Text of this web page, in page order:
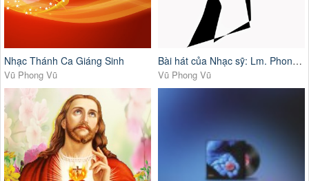
Nhạc Thánh Ca Giáng Sinh
Vũ Phong Vũ
Bài hát của Nhạc sỹ: Lm. Phong Trần
Vũ Phong Vũ